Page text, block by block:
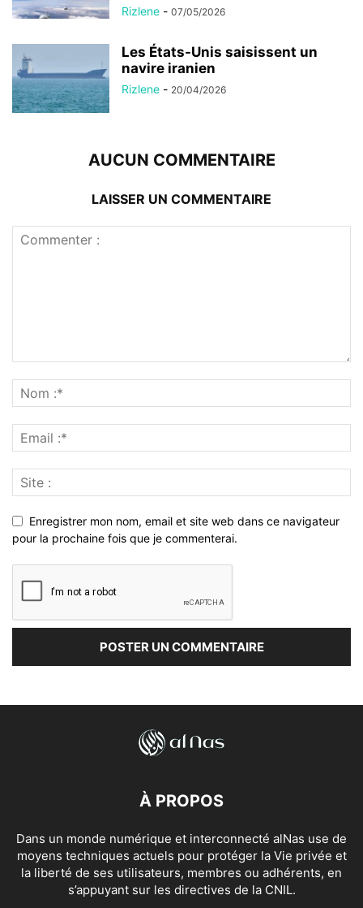
Rizlene - 07/05/2026
Les États-Unis saisissent un
navire iranien
Rizlene - 20/04/2026
AUCUN COMMENTAIRE
LAISSER UN COMMENTAIRE
Enregistrer mon nom, email et site web dans ce navigateur
pour la prochaine fois que je commenterai.
À PROPOS
Dans un monde numérique et interconnecté alNas use de
moyens techniques actuels pour protéger la Vie privée et
la liberté de ses utilisateurs, membres ou adhérents, en
s’appuyant sur les directives de la CNIL.